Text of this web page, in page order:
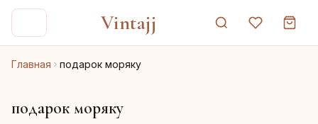
Vintajj
Главная подарок моряку
подарок моряку